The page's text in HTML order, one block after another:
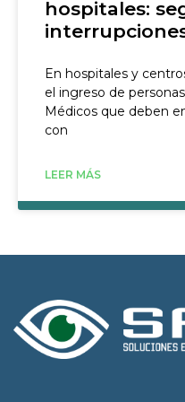
hospitales:
En hospitales y
el ingreso de
Médicos que deben
con
LEER MÁS